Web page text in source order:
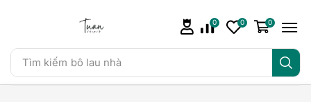
Tìm kiếm bô lau nhà
0 0 0